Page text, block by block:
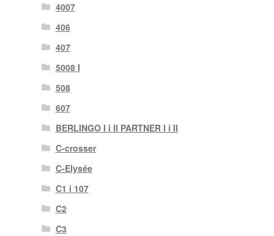
4007
406
407
5008 I
508
607
BERLINGO I i II PARTNER I i II
C-crosser
C-Elysée
C1 i 107
C2
C3